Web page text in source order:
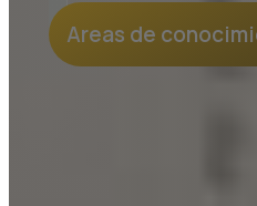
Areas de